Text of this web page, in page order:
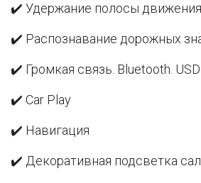
✔️ Удержание полосы движения
✔️ Распознавание дорожных
✔️ Громкая связь. Bluetooth. USD
✔️ Car Play
✔️ Навигация
✔️ Декоративная подсветка